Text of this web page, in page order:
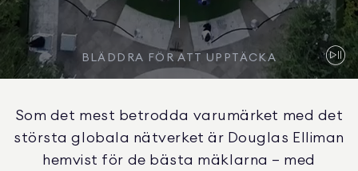
BLÄDDRA FÖR ATT UPPTÄCKA
Som det mest betrodda varumärket med det
största globala nätverket är Douglas Elliman
hemvist för de bästa mäklarna – med